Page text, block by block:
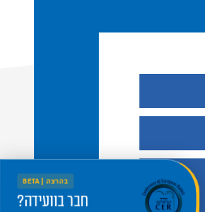
בהרצה | BETA
חבר בוועידה?